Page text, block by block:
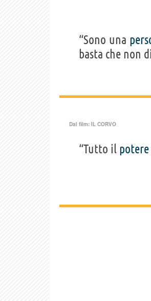
“Sono una
basta che non
Dal film: IL CORVO
“Tutto il potere